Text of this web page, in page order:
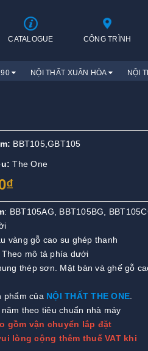
CATALOGUE CÔNG TRÌNH
NỘI THẤT XUÂN HÒA NỘI
BBT105,GBT105
The One
: BBT105AG, BBT105BG,
vàng gỗ cao su ghép thanh
Theo mô tả phía dưới
thép sơn. Mặt bàn và ghế gỗ
phẩm của NỘI THẤT THE ONE.
năm theo tiêu chuẩn nhà máy
gồm vận chuyển lắp đặt
lòng cộng thêm thuế VAT khi